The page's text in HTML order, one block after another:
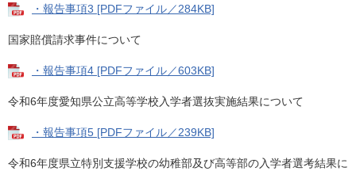
・報告事項3 [PDFファイル／284KB]
国家賠償請求事件について
・報告事項4 [PDFファイル／603KB]
令和6年度愛知県公立高等学校入学者選抜実施結果について
・報告事項5 [PDFファイル／239KB]
令和6年度県立特別支援学校の幼稚部及び高等部の入学者選考結果に